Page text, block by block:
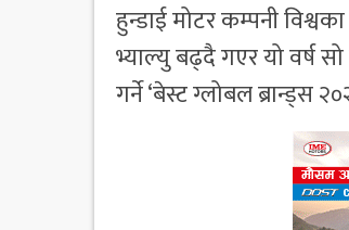
हुन्डाई मोटर कम्पनी
भ्याल्यु बढ्दै गएर यो वर्ष
गर्ने ‘बेस्ट ग्लोबल ब्रान्ड्स